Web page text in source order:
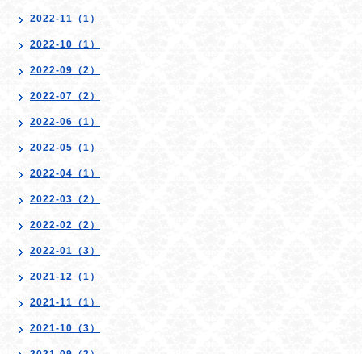
2022-11（1）
2022-10（1）
2022-09（2）
2022-07（2）
2022-06（1）
2022-05（1）
2022-04（1）
2022-03（2）
2022-02（2）
2022-01（3）
2021-12（1）
2021-11（1）
2021-10（3）